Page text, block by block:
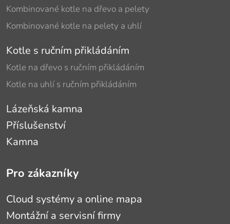
Kombinované kotle na dřevo a pelety
Kombinované kotle na pelety a uhlí
Kotle s ručním přikládáním
Kotle na dřevo s ručním přikládáním
Kotle na uhlí s ručním přikládáním
Lázeňská kamna
Příslušenství
Kamna
Pro zákazníky
Cloud systémy a online mapa
Montážní a servisní firmy